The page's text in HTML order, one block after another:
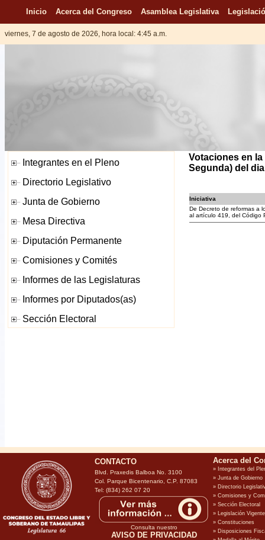
Inicio Acerca del Congreso Asamblea Legislativa
viernes, 7 de agosto de 2026, hora local: 4:45 a.m.
Votaciones en
Segunda) del
Iniciativa
De Decreto de reformas a
al artículo 419, del Código
CONTACTO
Blvd. Praxedis Balboa No. 3100
Col. Parque Bicentenario, C.P. 87083
Tel: (834) 262 07 20
Consulta nuestro
AVISO DE PRIVACIDAD